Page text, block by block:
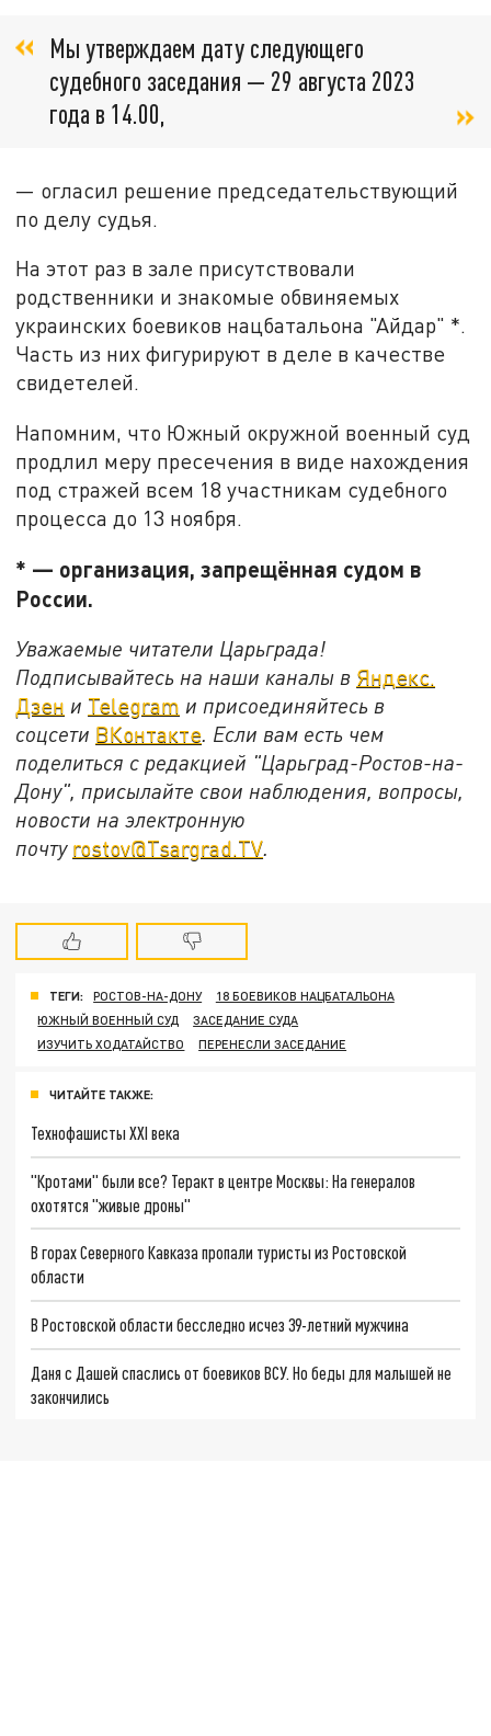
Мы утверждаем дату следующего
судебного заседания — 29 августа 2023
года в 14.00,
— огласил решение председательствующий
по делу судья.
На этот раз в зале присутствовали
родственники и знакомые обвиняемых
украинских боевиков нацбатальона "Айдар" *.
Часть из них фигурируют в деле в качестве
свидетелей.
Напомним, что Южный окружной военный суд
продлил меру пресечения в виде нахождения
под стражей всем 18 участникам судебного
процесса до 13 ноября.
* — организация, запрещённая судом в
России.
Уважаемые читатели Царьграда!
Подписывайтесь на наши каналы в Яндекс.
Дзен и Telegram и присоединяйтесь в
соцсети ВКонтакте. Если вам есть чем
поделиться с редакцией "Царьград-Ростов-на-
Дону", присылайте свои наблюдения, вопросы,
новости на электронную
почту rostov@Tsargrad.ТV.
ТЕГИ: РОСТОВ-НА-ДОНУ
18 БОЕВИКОВ НАЦБАТАЛЬОНА
ЮЖНЫЙ ВОЕННЫЙ СУД
ЗАСЕДАНИЕ СУДА
ИЗУЧИТЬ ХОДАТАЙСТВО
ПЕРЕНЕСЛИ ЗАСЕДАНИЕ
ЧИТАЙТЕ ТАКЖЕ:
Технофашисты XXI века
"Кротами" были все? Теракт в центре Москвы: На генералов
охотятся "живые дроны"
В горах Северного Кавказа пропали туристы из Ростовской
области
В Ростовской области бесследно исчез 39-летний мужчина
Даня с Дашей спаслись от боевиков ВСУ. Но беды для малышей не
закончились